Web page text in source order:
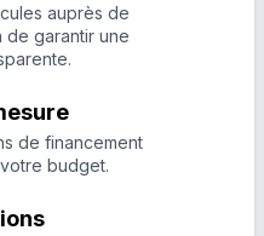
auprès de
de garantir une
de financement
budget.